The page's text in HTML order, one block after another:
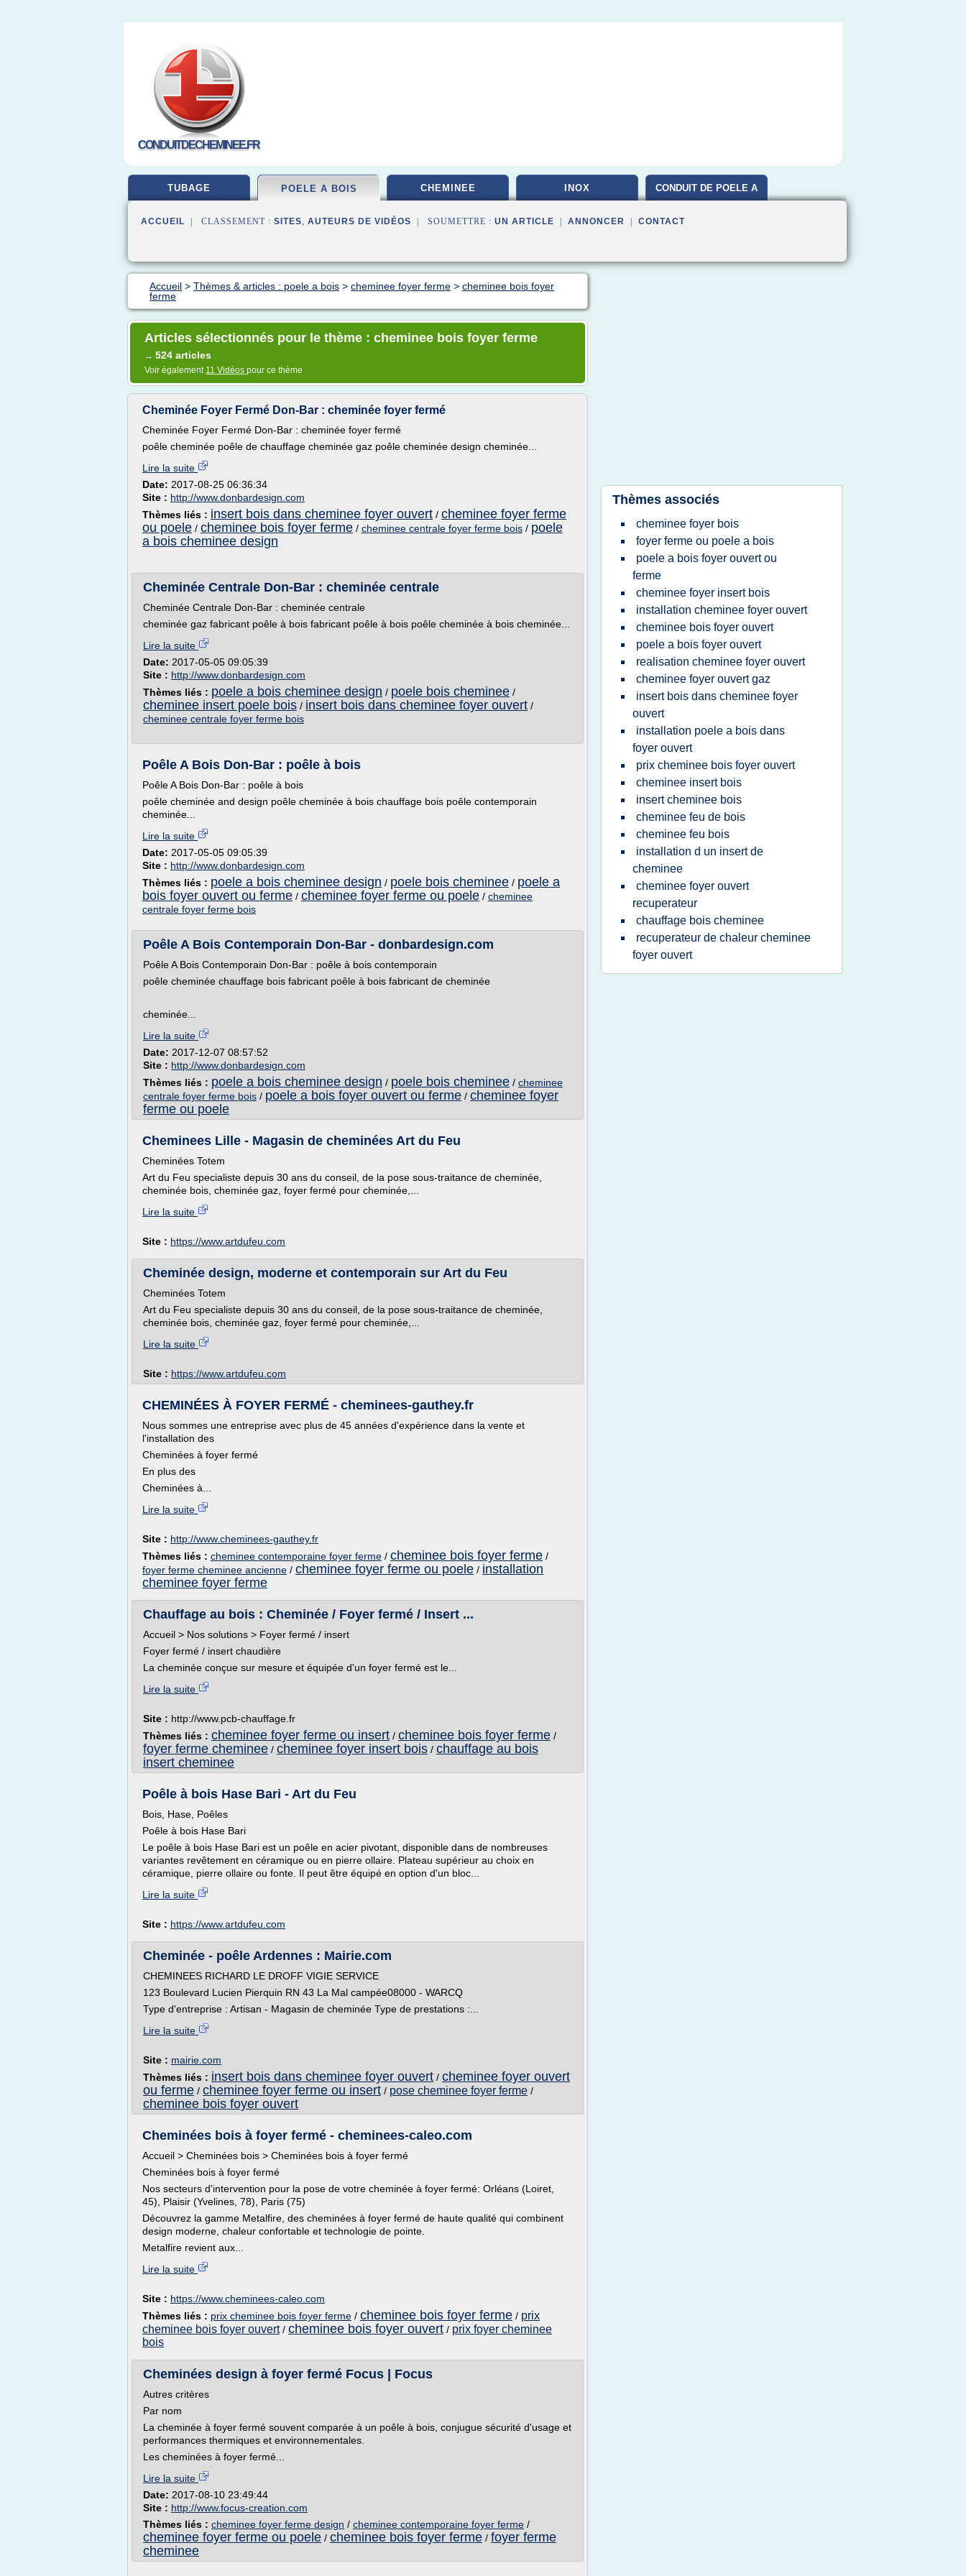
CONDUITDECHEMINEE.FR
TUBAGE POELE A BOIS CHEMINEE INOX CONDUIT DE POELE A
ACCUEIL | CLASSEMENT : SITES, AUTEURS DE VIDÉOS | SOUMETTRE : UN ARTICLE ANNONCER CONTACT
Accueil > Thèmes & articles : poele a bois > cheminee foyer ferme > cheminee bois foyer
ferme
Articles sélectionnés pour le thème : cheminee bois foyer ferme
→ 524 articles
Voir également 11 Vidéos pour ce thème
Cheminée Foyer Fermé Don-Bar : cheminée foyer fermé
Cheminée Foyer Fermé Don-Bar : cheminée foyer fermé
poêle cheminée poêle de chauffage cheminée gaz poêle cheminée design cheminée...
Lire la suite
Date: 2017-08-25 06:36:34
Site : http://www.donbardesign.com
Thèmes liés : insert bois dans cheminee foyer ouvert / cheminee foyer ferme
ou poele / cheminee bois foyer ferme / cheminee centrale foyer ferme bois / poele
a bois cheminee design
Cheminée Centrale Don-Bar : cheminée centrale
Cheminée Centrale Don-Bar : cheminée centrale
cheminée gaz fabricant poêle à bois fabricant poêle à bois poêle cheminée à bois cheminée...
Lire la suite
Date: 2017-05-05 09:05:39
Site : http://www.donbardesign.com
Thèmes liés : poele a bois cheminee design / poele bois cheminee /
cheminee insert poele bois / insert bois dans cheminee foyer ouvert /
cheminee centrale foyer ferme bois
Poêle A Bois Don-Bar : poêle à bois
Poêle A Bois Don-Bar : poêle à bois
poêle cheminée and design poêle cheminée à bois chauffage bois poêle contemporain
cheminée...
Lire la suite
Date: 2017-05-05 09:05:39
Site : http://www.donbardesign.com
Thèmes liés : poele a bois cheminee design / poele bois cheminee / poele a
bois foyer ouvert ou ferme / cheminee foyer ferme ou poele / cheminee
centrale foyer ferme bois
Poêle A Bois Contemporain Don-Bar - donbardesign.com
Poêle A Bois Contemporain Don-Bar : poêle à bois contemporain
poêle cheminée chauffage bois fabricant poêle à bois fabricant de cheminée
cheminée...
Lire la suite
Date: 2017-12-07 08:57:52
Site : http://www.donbardesign.com
Thèmes liés : poele a bois cheminee design / poele bois cheminee / cheminee
centrale foyer ferme bois / poele a bois foyer ouvert ou ferme / cheminee foyer
ferme ou poele
Cheminees Lille - Magasin de cheminées Art du Feu
Cheminées Totem
Art du Feu specialiste depuis 30 ans du conseil, de la pose sous-traitance de cheminée,
cheminée bois, cheminée gaz, foyer fermé pour cheminée,...
Lire la suite
Site : https://www.artdufeu.com
Cheminée design, moderne et contemporain sur Art du Feu
Cheminées Totem
Art du Feu specialiste depuis 30 ans du conseil, de la pose sous-traitance de cheminée,
cheminée bois, cheminée gaz, foyer fermé pour cheminée,...
Lire la suite
Site : https://www.artdufeu.com
CHEMINÉES À FOYER FERMÉ - cheminees-gauthey.fr
Nous sommes une entreprise avec plus de 45 années d'expérience dans la vente et
l'installation des
Cheminées à foyer fermé
En plus des
Cheminées à...
Lire la suite
Site : http://www.cheminees-gauthey.fr
Thèmes liés : cheminee contemporaine foyer ferme / cheminee bois foyer ferme /
foyer ferme cheminee ancienne / cheminee foyer ferme ou poele / installation
cheminee foyer ferme
Chauffage au bois : Cheminée / Foyer fermé / Insert ...
Accueil > Nos solutions > Foyer fermé / insert
Foyer fermé / insert chaudière
La cheminée conçue sur mesure et équipée d'un foyer fermé est le...
Lire la suite
Site : http://www.pcb-chauffage.fr
Thèmes liés : cheminee foyer ferme ou insert / cheminee bois foyer ferme /
foyer ferme cheminee / cheminee foyer insert bois / chauffage au bois
insert cheminee
Poêle à bois Hase Bari - Art du Feu
Bois, Hase, Poêles
Poêle à bois Hase Bari
Le poêle à bois Hase Bari est un poêle en acier pivotant, disponible dans de nombreuses
variantes revêtement en céramique ou en pierre ollaire. Plateau supérieur au choix en
céramique, pierre ollaire ou fonte. Il peut être équipé en option d'un bloc...
Lire la suite
Site : https://www.artdufeu.com
Cheminée - poêle Ardennes : Mairie.com
CHEMINEES RICHARD LE DROFF VIGIE SERVICE
123 Boulevard Lucien Pierquin RN 43 La Mal campée08000 - WARCQ
Type d'entreprise : Artisan - Magasin de cheminée Type de prestations :...
Lire la suite
Site : mairie.com
Thèmes liés : insert bois dans cheminee foyer ouvert / cheminee foyer ouvert
ou ferme / cheminee foyer ferme ou insert / pose cheminee foyer ferme /
cheminee bois foyer ouvert
Cheminées bois à foyer fermé - cheminees-caleo.com
Accueil > Cheminées bois > Cheminées bois à foyer fermé
Cheminées bois à foyer fermé
Nos secteurs d'intervention pour la pose de votre cheminée à foyer fermé: Orléans (Loiret,
45), Plaisir (Yvelines, 78), Paris (75)
Découvrez la gamme Metalfire, des cheminées à foyer fermé de haute qualité qui combinent
design moderne, chaleur confortable et technologie de pointe.
Metalfire revient aux...
Lire la suite
Site : https://www.cheminees-caleo.com
Thèmes liés : prix cheminee bois foyer ferme / cheminee bois foyer ferme / prix
cheminee bois foyer ouvert/ cheminee bois foyer ouvert / prix foyer cheminee
bois
Cheminées design à foyer fermé Focus | Focus
Autres critères
Par nom
La cheminée à foyer fermé souvent comparée à un poêle à bois, conjugue sécurité d'usage et
performances thermiques et environnementales.
Les cheminées à foyer fermé...
Lire la suite
Date: 2017-08-10 23:49:44
Site : http://www.focus-creation.com
Thèmes liés : cheminee foyer ferme design / cheminee contemporaine foyer ferme /
cheminee foyer ferme ou poele / cheminee bois foyer ferme / foyer ferme
cheminee
Thèmes associés
cheminee foyer bois
foyer ferme ou poele a bois
poele a bois foyer ouvert ou
ferme
cheminee foyer insert bois
installation cheminee foyer ouvert
cheminee bois foyer ouvert
poele a bois foyer ouvert
realisation cheminee foyer ouvert
cheminee foyer ouvert gaz
insert bois dans cheminee foyer
ouvert
installation poele a bois dans
foyer ouvert
prix cheminee bois foyer ouvert
cheminee insert bois
insert cheminee bois
cheminee feu de bois
cheminee feu bois
installation d un insert de
cheminee
cheminee foyer ouvert
recuperateur
chauffage bois cheminee
recuperateur de chaleur cheminee
foyer ouvert